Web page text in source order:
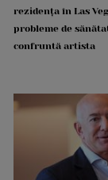
rezidența în Las
probleme de
confruntă artista